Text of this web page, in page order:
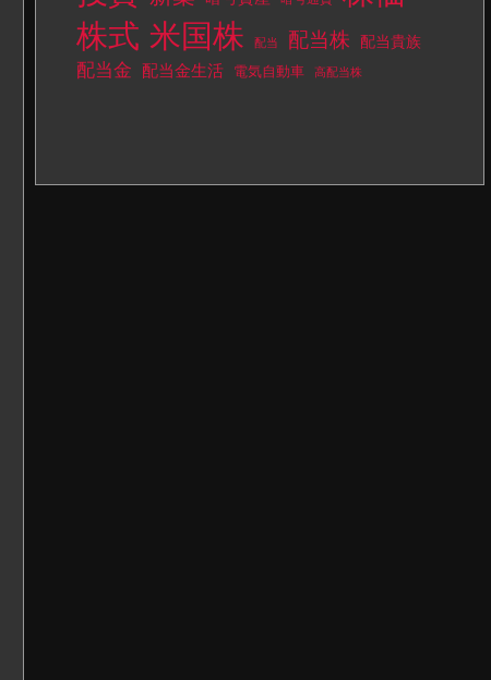
株式 米国株 配当 配当株 配当貴族
配当金 配当金生活 電気自動車 高配当株